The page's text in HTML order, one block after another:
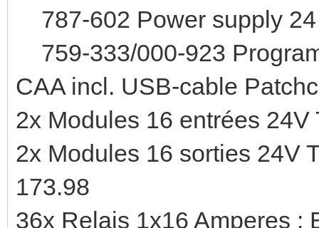
787-602 Power supply 24
759-333/000-923
CAA incl. USB-cable
2x Modules 16 entrées
2x Modules 16 sorties 24V
173.98
36x Relais 1x16 Amperes :